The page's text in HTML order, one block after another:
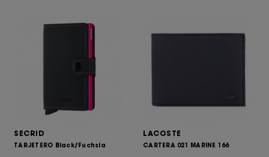
SECRID
TARJETERO Black/Fuchsia
LACOSTE
CARTERA 021 MARINE 166